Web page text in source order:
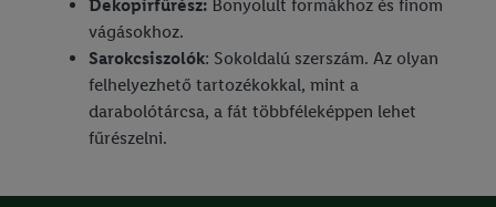
Dekopírfűrész: Bonyolult formákhoz és finom
vágásokhoz.
Sarokcsiszolók: Sokoldalú szerszám. Az olyan
felhelyezhető tartozékokkal, mint a
darabolótárcsa, a fát többféleképpen lehet
fűrészelni.